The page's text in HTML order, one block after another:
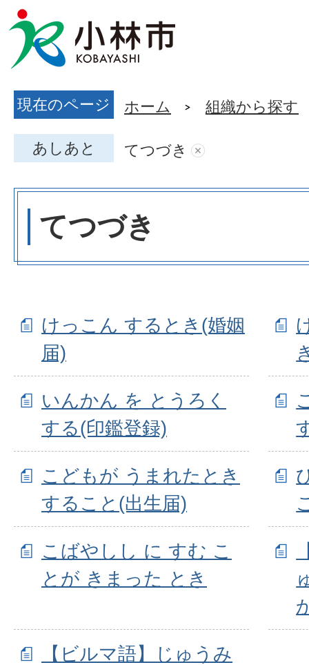
現在のページ ホーム 組織から探す
あしあと てつづき
てつづき
けっこん するとき(婚姻
届)
いんかん を とうろく
する(印鑑登録)
こどもが うまれたとき
すること(出生届)
こばやしし に すむ こ
とが きまった とき
【ビルマ語】じゅうみ